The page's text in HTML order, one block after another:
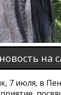
на
7 июля, в